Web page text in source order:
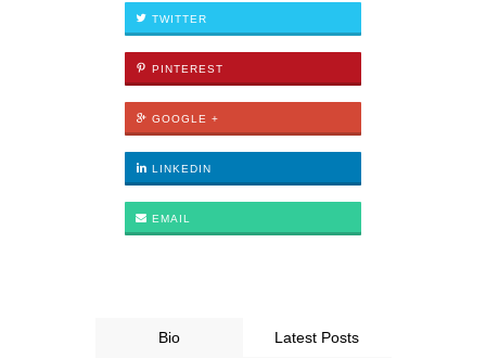
TWITTER
PINTEREST
GOOGLE +
LINKEDIN
EMAIL
Bio Latest Posts